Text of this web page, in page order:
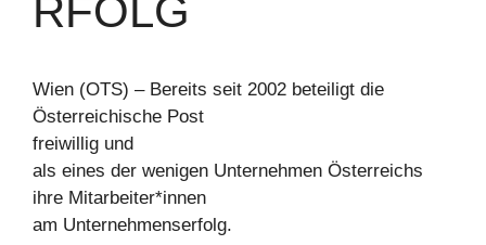
RFOLG
Wien (OTS) – Bereits seit 2002 beteiligt die
Österreichische Post
freiwillig und
als eines der wenigen Unternehmen Österreichs
ihre Mitarbeiter*innen
am Unternehmenserfolg.